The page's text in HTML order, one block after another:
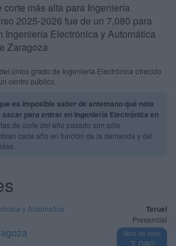
corte más alta para Ingeniería
2025-2026 fue de un 7,080 para
Ingeniería Electrónica y Automática
Zaragoza
único grado de Ingeniería Electrónica ofrecido
centro público.
es imposible saber de antemano qué nota
para entrar en Ingeniería Electrónica en
de corte del año pasado son sólo
cada año en función de la demanda y del
Teruel
Presencial
Nota de corte
y Automática